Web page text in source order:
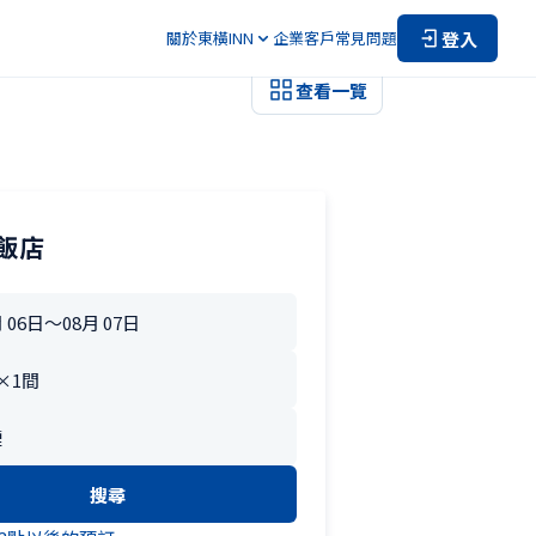
關於東橫INN 企業客戶常見問題 登入
查看一覽
店
搜尋